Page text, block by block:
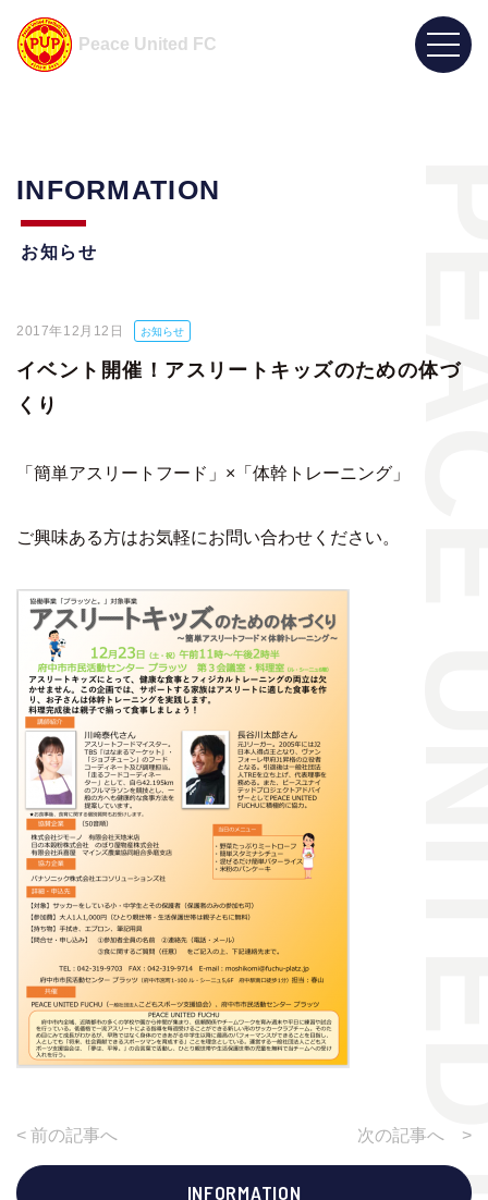
Peace United FC
INFORMATION
お知らせ
2017年12月12日 お知らせ
イベント開催！アスリートキッズのための体づ
くり
「簡単アスリートフード」×「体幹トレーニング」
ご興味ある方はお気軽にお問い合わせください。
< 前の記事へ 次の記事へ >
INFORMATION